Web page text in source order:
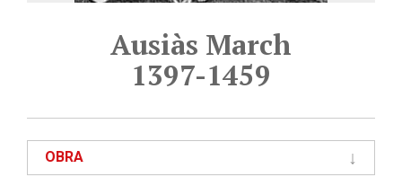
Ausiàs March
1397-1459
OBRA